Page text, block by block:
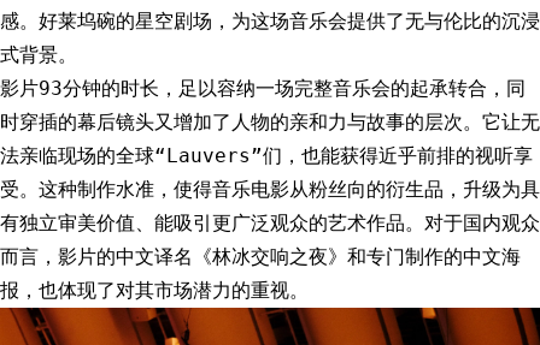
感。好莱坞碗的星空剧场，为这场音乐会提供了无与伦比的沉浸
式背景。
影片93分钟的时长，足以容纳一场完整音乐会的起承转合，同
时穿插的幕后镜头又增加了人物的亲和力与故事的层次。它让无
法亲临现场的全球“Lauvers”们，也能获得近乎前排的视听享
受。这种制作水准，使得音乐电影从粉丝向的衍生品，升级为具
有独立审美价值、能吸引更广泛观众的艺术作品。对于国内观众
而言，影片的中文译名《林冰交响之夜》和专门制作的中文海
报，也体现了对其市场潜力的重视。